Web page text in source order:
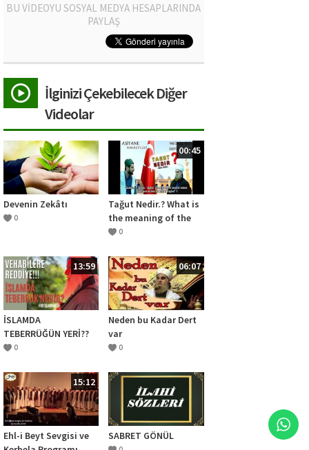
BU VİDEOYU SOSYAL MEDYA HESAPLARINDA
PAYLAŞ
İlginizi Çekebilecek Diğer
Videolar
Devenin Zekâtı
0
00:45
Tağut Nedir.? What is
the meaning of the
word ‘’Taghut’’ ?
0
13:59
İSLAMDA
TEBERRÜĞÜN YERİ??
0
06:07
Neden bu Kadar Dert
var
0
15:12
Ehl-i Beyt Sevgisi ve
SABRET GÖNÜL